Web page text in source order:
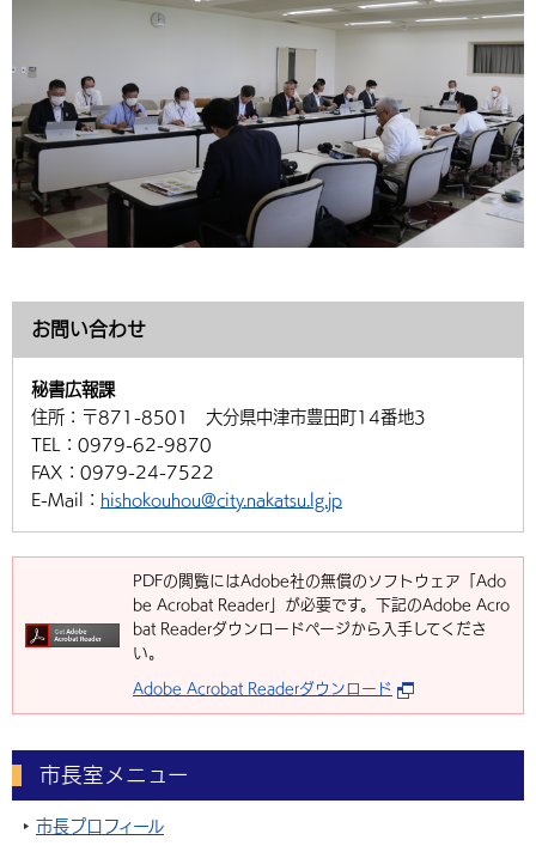
お問い合わせ
秘書広報課
住所： 〒871-8501 大分県中津市豊田町14番地3
TEL： 0979-62-9870
FAX： 0979-24-7522
E-Mail： hishokouhou@city.nakatsu.lg.jp
PDFの閲覧にはAdobe社の無償のソフトウェア「Ado
be Acrobat Reader」が必要です。下記のAdobe Acro
bat Readerダウンロードページから入手してくださ
い。
Adobe Acrobat Readerダウンロード
市長室メニュー
市長プロフィール